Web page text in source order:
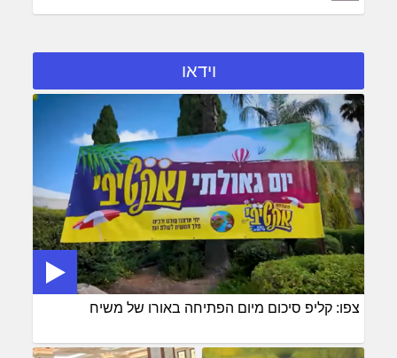
וידאו
צפו: קליפ סיכום מיום הפתיחה באורו של משיח